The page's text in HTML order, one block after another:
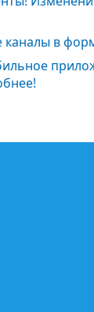
каналы в